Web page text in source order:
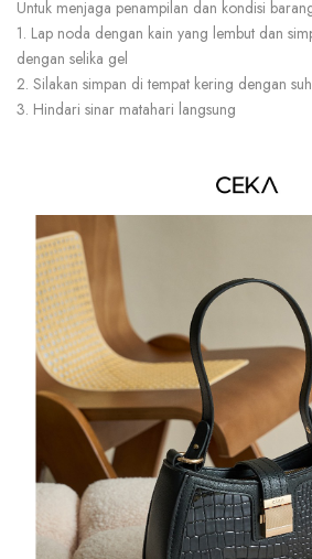
Untuk menjaga penampilan dan kondisi
1. Lap noda dengan kain yang lembut dan
dengan selika gel
2. Silakan simpan di tempat kering dengan
3. Hindari sinar matahari langsung